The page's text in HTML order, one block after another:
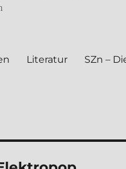
Lite­ra­tur SZn –